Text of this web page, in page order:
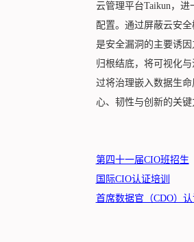
云管理平台Taikun，
配置。通过屏蔽云安
是安全漏洞的主要诱因
归根结底，将可视化
过将治理嵌入数据生
心、韧性与创新的关键
第四十一届CIO班招生
国际CIO认证培训
首席数据官（CDO）认